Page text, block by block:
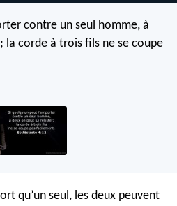
contre un seul homme, à
la corde à trois fils ne se coupe
qu’un seul, les deux peuvent